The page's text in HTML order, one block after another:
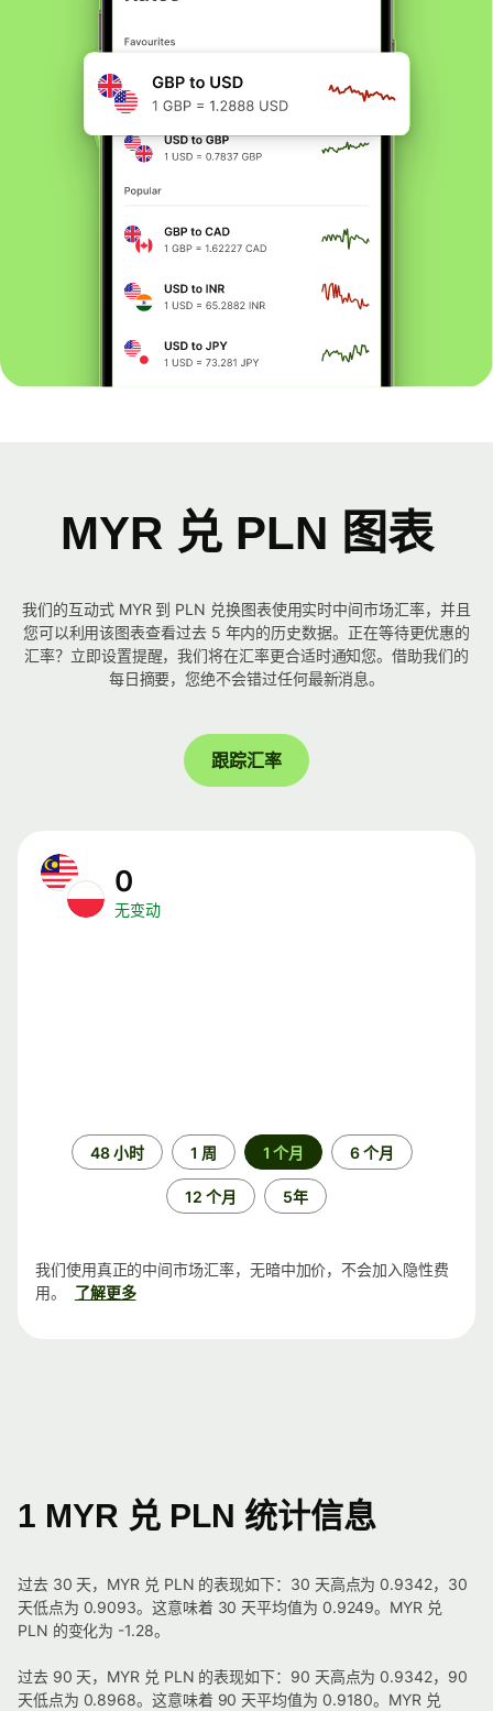
MYR 兑 PLN 图表
我们的互动式 MYR 到 PLN 兑换图表使用实时中间市场汇率，并且
您可以利用该图表查看过去 5 年内的历史数据。正在等待更优惠的
汇率？立即设置提醒，我们将在汇率更合适时通知您。借助我们的
每日摘要，您绝不会错过任何最新消息。
跟踪汇率
0
无变动
48 小时 1 周 1 个月 6 个月
12 个月 5年
我们使用真正的中间市场汇率，无暗中加价，不会加入隐性费
用。
了解更多
1 MYR 兑 PLN 统计信息
过去 30 天，MYR 兑 PLN 的表现如下：30 天高点为 0.9342，30
天低点为 0.9093。这意味着 30 天平均值为 0.9249。MYR 兑
PLN 的变化为 -1.28。
过去 90 天，MYR 兑 PLN 的表现如下：90 天高点为 0.9342，90
天低点为 0.8968。这意味着 90 天平均值为 0.9180。MYR 兑